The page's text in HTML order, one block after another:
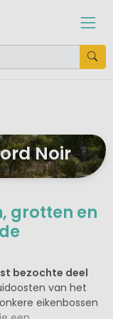
Noir
grotten en
bezochte deel
van het
eikenbossen